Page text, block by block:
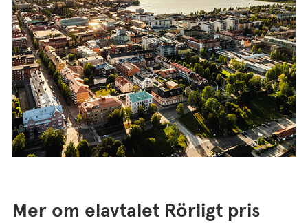
Mer om elavtalet Rörligt pris